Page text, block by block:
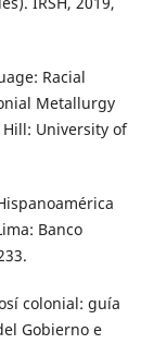
Racial
Metallurgy
University of
Banco
colonial: guía
Gobierno e